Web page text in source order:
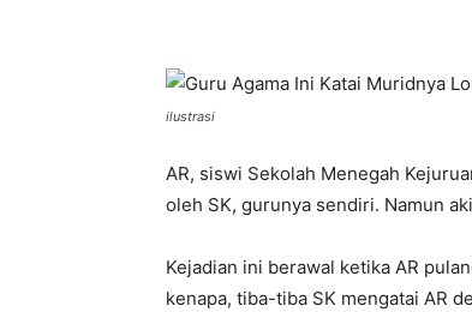
ilustrasi
AR, siswi Sekolah Menegah
oleh SK, gurunya sendiri. Namun
Kejadian ini berawal ketika AR
kenapa, tiba-tiba SK mengatai AR